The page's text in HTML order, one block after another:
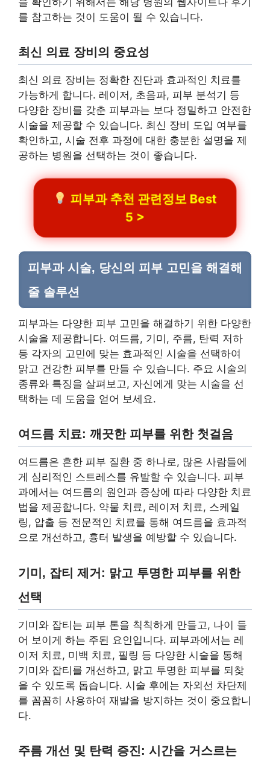
를 참고하는 것이 도움이 될 수 있습니다.
최신 의료 장비의 중요성
최신 의료 장비는 정확한 진단과 효과적인 치료를
가능하게 합니다. 레이저, 초음파, 피부 분석기 등
다양한 장비를 갖춘 피부과는 보다 정밀하고 안전한
시술을 제공할 수 있습니다. 최신 장비 도입 여부를
확인하고, 시술 전후 과정에 대한 충분한 설명을 제
공하는 병원을 선택하는 것이 좋습니다.
피부과 추천 관련정보 Best
5 >
피부과 시술, 당신의 피부 고민을 해결해
줄 솔루션
피부과는 다양한 피부 고민을 해결하기 위한 다양한
시술을 제공합니다. 여드름, 기미, 주름, 탄력 저하
등 각자의 고민에 맞는 효과적인 시술을 선택하여
맑고 건강한 피부를 만들 수 있습니다. 주요 시술의
종류와 특징을 살펴보고, 자신에게 맞는 시술을 선
택하는 데 도움을 얻어 보세요.
여드름 치료: 깨끗한 피부를 위한 첫걸음
여드름은 흔한 피부 질환 중 하나로, 많은 사람들에
게 심리적인 스트레스를 유발할 수 있습니다. 피부
과에서는 여드름의 원인과 증상에 따라 다양한 치료
법을 제공합니다. 약물 치료, 레이저 치료, 스케일
링, 압출 등 전문적인 치료를 통해 여드름을 효과적
으로 개선하고, 흉터 발생을 예방할 수 있습니다.
기미, 잡티 제거: 맑고 투명한 피부를 위한
선택
기미와 잡티는 피부 톤을 칙칙하게 만들고, 나이 들
어 보이게 하는 주된 요인입니다. 피부과에서는 레
이저 치료, 미백 치료, 필링 등 다양한 시술을 통해
기미와 잡티를 개선하고, 맑고 투명한 피부를 되찾
을 수 있도록 돕습니다. 시술 후에는 자외선 차단제
를 꼼꼼히 사용하여 재발을 방지하는 것이 중요합니
다.
주름 개선 및 탄력 증진: 시간을 거스르는